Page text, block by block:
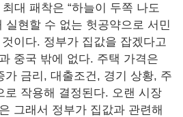
대 패착은 “하늘이 두쪽 나도
실현할 수 없는 헛공약으로 서민
이다. 정부가 집값을 잡겠다고
중국 밖에 없다. 주택 가격은
가 금리, 대출조건, 경기 상황, 주
로 작용해 결정된다. 오랜 시장
그래서 정부가 집값과 관련해